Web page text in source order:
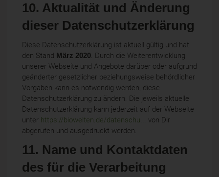
10. Aktualität und Änderung
dieser Datenschutzerklärung
Diese Datenschutzerklärung ist aktuell gültig und hat
den Stand März 2020. Durch die Weiterentwicklung
unserer Webseite und Angebote darüber oder aufgrund
geänderter gesetzlicher beziehungsweise behördlicher
Vorgaben kann es notwendig werden, diese
Datenschutzerklärung zu ändern. Die jeweils aktuelle
Datenschutzerklärung kann jederzeit auf der Webseite
unter https://biowelten.de/datenschu... von Dir
abgerufen und ausgedruckt werden.
11. Name und Kontaktdaten
des für die Verarbeitung